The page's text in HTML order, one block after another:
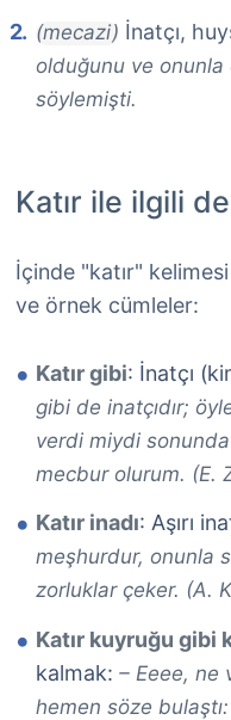
(mecazi) İnatçı,
olduğunu ve
söylemişti.
Katır ile ilgili
İçinde "katır"
ve örnek cümleler:
Katır gibi: İnatçı
gibi de inatçıdır;
verdi miydi
mecbur olurum. (E.
Katır inadı: Aşırı
meşhurdur, onunla
zorluklar çeker. (A.
Katır kuyruğu gibi
kalmak: – Eeee, ne
hemen söze